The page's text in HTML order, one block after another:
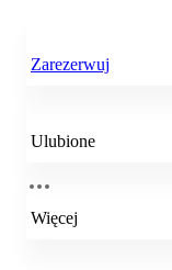
Zarezerwuj
Ulubione
Więcej